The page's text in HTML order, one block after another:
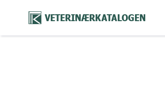
VETERINÆRKATALOGEN